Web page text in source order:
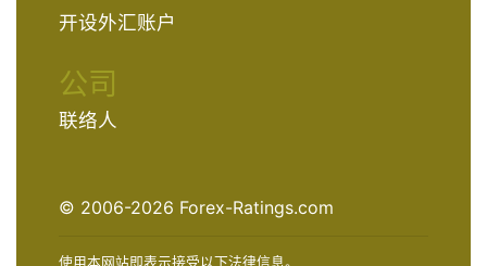
开设外汇账户
公司
联络人
© 2006-2026 Forex-Ratings.com
使用本网站即表示接受以下法律信息。